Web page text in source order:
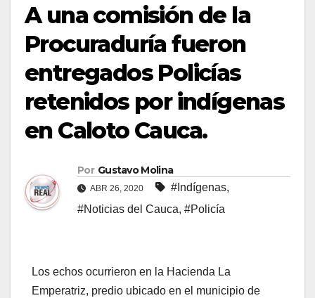
A una comisión de la
Procuraduría fueron
entregados Policías
retenidos por indígenas
en Caloto Cauca.
Por Gustavo Molina
ABR 26, 2020 #Indígenas,
#Noticias del Cauca, #Policía
Los echos ocurrieron en la Hacienda La
Emperatriz, predio ubicado en el municipio de